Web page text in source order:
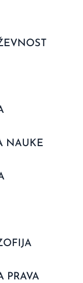
NAUKE
PRAVA